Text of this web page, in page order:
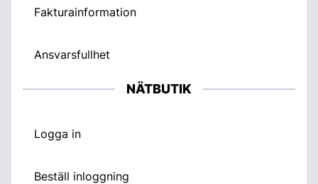
Fakturainformation
Ansvarsfullhet
NÄTBUTIK
Logga in
Beställ inloggning